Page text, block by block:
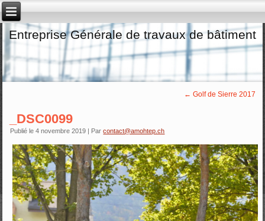
Entreprise Générale de travaux de bâtiment
← Golf de Sierre 2017
_DSC0099
Publié le 4 novembre 2019 | Par contact@amohtep.ch